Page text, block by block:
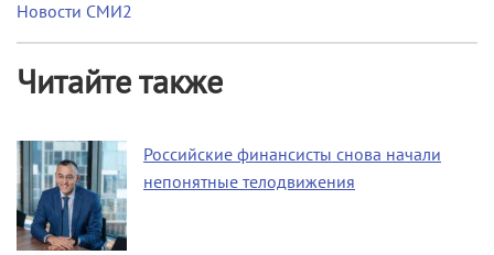
Новости СМИ2
Читайте также
Российские финансисты снова начали
непонятные телодвижения